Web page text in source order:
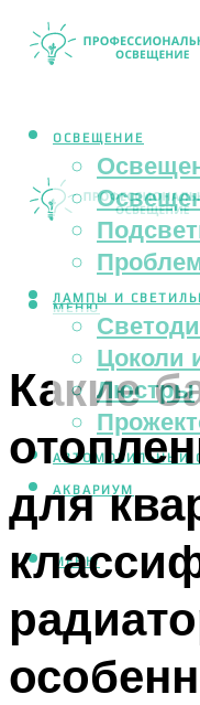
ОСВЕЩЕНИЕ
ЛАМПЫ И
Цоколи
Люстры
АВТОМОБИЛЬНЫЙ
АКВАРИУМ
МЕНЮ
МЕНЮ
Какие
для